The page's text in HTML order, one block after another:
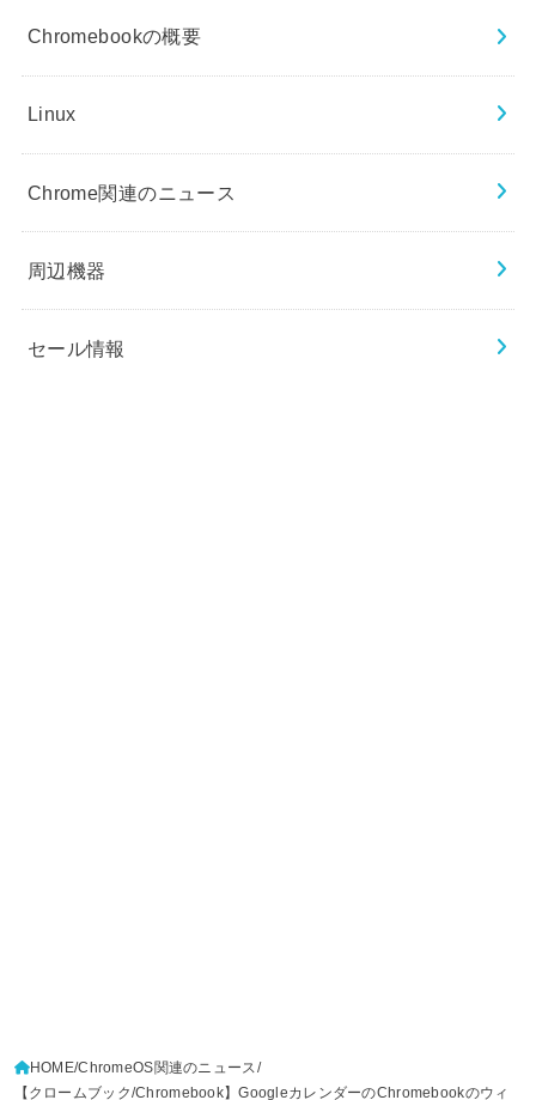
Chromebookの概要
Linux
Chrome関連のニュース
周辺機器
セール情報
HOME ChromeOS関連のニュース
【クロームブック/Chromebook】GoogleカレンダーのChromebookのウィ